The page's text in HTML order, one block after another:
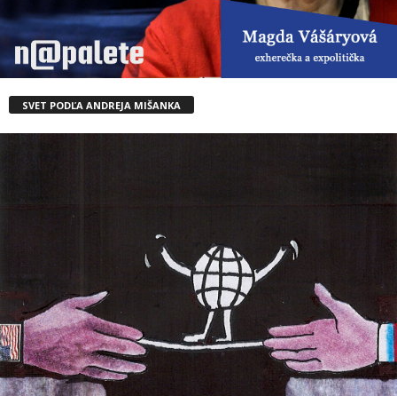
SVET PODĽA ANDREJA MIŠANKA